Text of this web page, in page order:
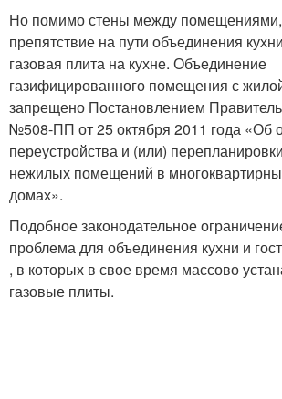
Но помимо стены между
препятствие на пути объединения
газовая плита на кухне. Объединение
газифицированного помещения с
запрещено Постановлением
№508-ПП от 25 октября 2011 года «Об
переустройства и (или)
нежилых помещений в
домах».
Подобное законодательное
проблема для объединения кухни и
, в которых в свое время массово
газовые плиты.